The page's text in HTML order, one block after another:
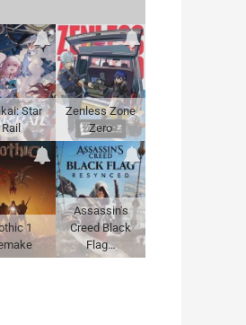
Star
Rail
Zenless Zone
Zero
1
Assassin's
Creed Black
Flag…